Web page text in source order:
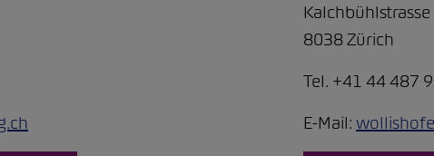
8038 Zürich
Tel. +41 44 487
E-Mail: